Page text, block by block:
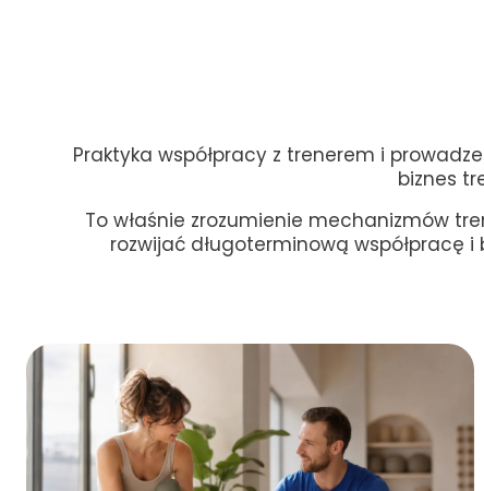
Praktyka współpracy z trenerem i
biznes
To właśnie zrozumienie mechanizmów
rozwijać długoterminową współpracę